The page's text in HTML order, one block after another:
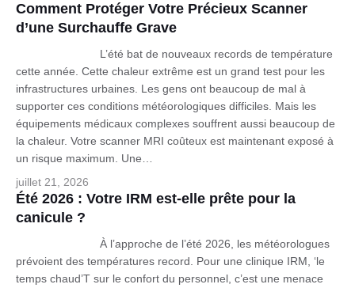
Comment Protéger Votre Précieux Scanner
d’une Surchauffe Grave
L’été bat de nouveaux records de température
cette année. Cette chaleur extrême est un grand test pour les
infrastructures urbaines. Les gens ont beaucoup de mal à
supporter ces conditions météorologiques difficiles. Mais les
équipements médicaux complexes souffrent aussi beaucoup de
la chaleur. Votre scanner MRI coûteux est maintenant exposé à
un risque maximum. Une…
juillet 21, 2026
Été 2026 : Votre IRM est-elle prête pour la
canicule ?
À l’approche de l’été 2026, les météorologues
prévoient des températures record. Pour une clinique IRM, ‘le
temps chaud’T sur le confort du personnel, c’est une menace